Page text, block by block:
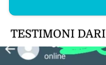
TESTIMONI